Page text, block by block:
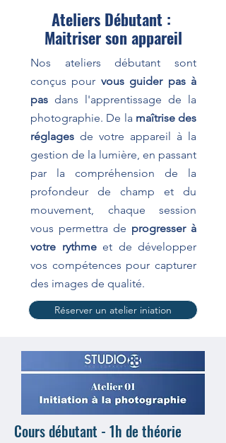
Ateliers Débutant :
Maitriser son appareil
Nos ateliers débutant sont
conçus pour vous guider pas à
pas dans l'apprentissage de la
photographie. De la maîtrise des
réglages de votre appareil à la
gestion de la lumière, en passant
par la compréhension de la
profondeur de champ et du
mouvement, chaque session
vous permettra de progresser à
votre rythmeet de développer
vos compétences pour capturer
des images de qualité.
Réserver un atelier iniation
Cours débutant - 1h de théorie